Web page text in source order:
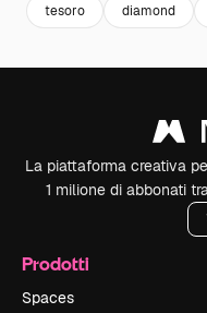
tesoro diamond
La piattaforma creativa
1 milione di abbonati
Prodotti
Spaces